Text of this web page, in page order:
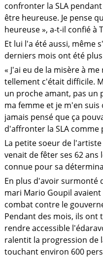
confronter la SLA
être heureuse. Je pense
heureuse », a-t-il confié à
Et lui l'a été aussi, même
derniers mois ont été
« J'ai eu de la misère à
tellement c'était difficile.
un proche amant, pas un
ma femme et je m'en suis
jamais pensé que ça
d'affronter la SLA comme
La petite soeur de
venait de fêter ses 62
connue pour sa
En plus d'avoir surmonté
mari Mario Goupil
combat contre le
Pendant des mois, ils ont
rendre accessible
ralentit la progression de
touchant environ 600